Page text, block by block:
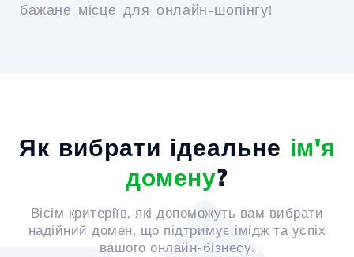
бажане місце для онлайн-шопінгу!
Як вибрати ідеальне ім'я
домену?
Вісім критеріїв, які допоможуть вам вибрати
надійний домен, що підтримує імідж та успіх
вашого онлайн-бізнесу.